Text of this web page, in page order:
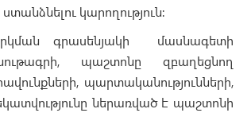
կարողություն։
գրասենյակի մասնագետի
պաշտոնը զբաղեցնող
պարտականությունների,
ներառված է պաշտոնի